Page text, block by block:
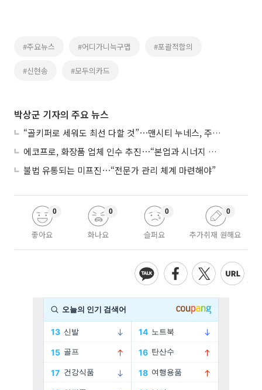
#주요뉴스 #어디가니늑구맵 #포괄적합의
#신현송 #모두의카드
박상군 기자의 주요 뉴스
“골키퍼로 세워도 최선 다할 것”⋯맨시티 누네스, 주전 경쟁 각오
에코프로, 화장품 업체 인수 추진⋯“본업과 시너지 부족”
불법 유통되는 미프진⋯“전문가 관리 체계 마련해야”
좋아요
0
화나요
0
슬퍼요
0
추가취재 원해요
0